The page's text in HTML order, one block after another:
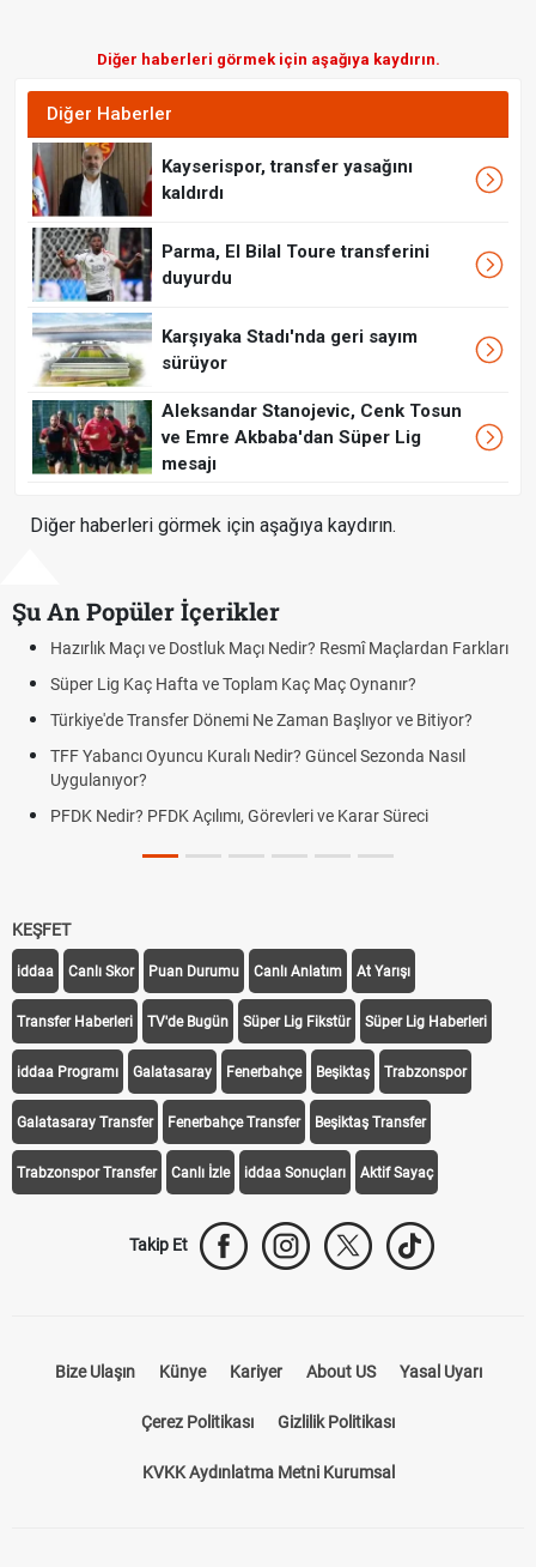
Diğer haberleri görmek için aşağıya kaydırın.
Diğer Haberler
Kayserispor, transfer yasağını
kaldırdı
Parma, El Bilal Toure transferini
duyurdu
Karşıyaka Stadı'nda geri sayım
sürüyor
Aleksandar Stanojevic, Cenk Tosun
ve Emre Akbaba'dan Süper Lig
mesajı
Diğer haberleri görmek için aşağıya kaydırın.
Şu An Popüler İçerikler
Nedir? Resmî Maçlardan Farkları
Kaç Maç Oynanır?
Ne Zaman Başlıyor ve Bitiyor?
Nedir? Güncel Sezonda Nasıl
Görevleri ve Karar Süreci
Puan Durumunda AG, OM
Skor Ne Demek? Sporda
Futbol Nasıl Oynanır?
Deplasman Golü Kuralı
DGS Sonuçları Ne Zaman
KEŞFET
iddaa Canlı Skor Puan Durumu Canlı Anlatım At Yarışı
Transfer Haberleri TV'de Bugün Süper Lig Fikstür Süper Lig Haberleri
iddaa Programı Galatasaray Fenerbahçe Beşiktaş Trabzonspor
Galatasaray Transfer Fenerbahçe Transfer Beşiktaş Transfer
Trabzonspor Transfer Canlı İzle iddaa Sonuçları Aktif Sayaç